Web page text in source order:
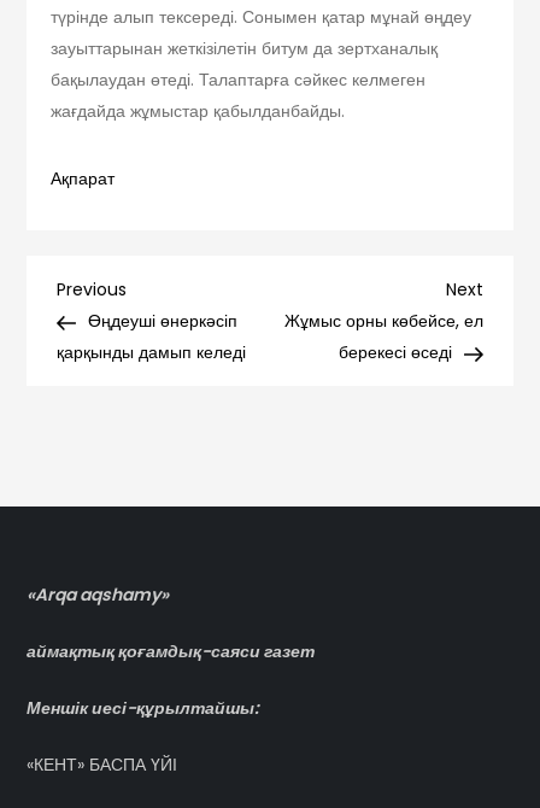
түрінде алып тексереді. Сонымен қатар мұнай өңдеу
зауыттарынан жеткізілетін битум да зертханалық
бақылаудан өтеді. Талаптарға сәйкес келмеген
жағдайда жұмыстар қабылданбайды.
Ақпарат
Навигация
по
Previous
Post
Previous
Өңдеуші өнеркәсіп
қарқынды дамып келеді
Next
Post
Next
Жұмыс орны көбейсе, ел
берекесі өседі
«Arqa aqshamy»
аймақтық қоғамдық-саяси газет
Меншік иесі-құрылтайшы:
«КЕНТ» БАСПА ҮЙІ